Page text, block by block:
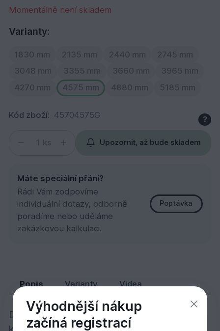
Momentálně není skladem
Varianty:
1830 mm 2135 mm 2440 mm
2745 mm
3048 mm
3355 mm 3660 mm
3965 mm
4270 mm
4575 mm 4880 mm 5185 mm
Kód zboží: 45704575G ?
ks Upozornit, až bude skladem
Máte speciální přání?
Rádi Vám zodpovíme
individuální dotazy, odborně
poradíme nebo uděláme
zakázkovou kalkulaci.
Poptávka
Popis Varianty Videa
Dřevo Garapa je světle žlutohnědé dřevo,
Výhodnější nákup
začíná registrací